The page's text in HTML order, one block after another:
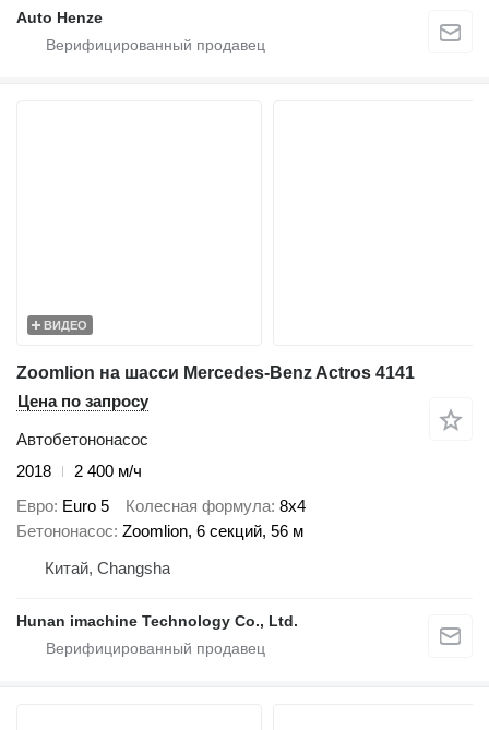
Auto Henze
ВИДЕО
Zoomlion на шасси Mercedes-Benz Actros 4141
Цена по запросу
Автобетононасос
2018
2 400 м/ч
Евро Euro 5 Колесная формула 8x4
Бетононасос Zoomlion, 6 секций, 56 м
Китай, Changsha
Hunan imachine Technology Co., Ltd.